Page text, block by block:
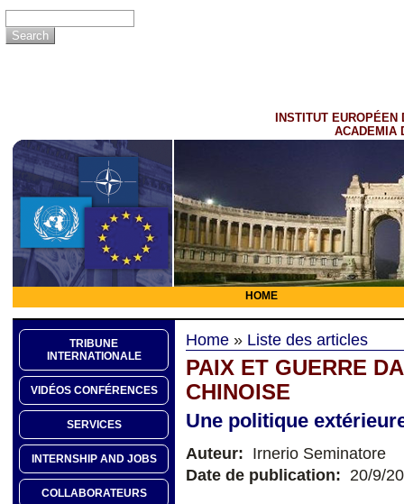
INSTITUT EUROPÉEN
ACADEMIA
HOME
TRIBUNE
INTERNATIONALE
VIDÉOS CONFÉRENCES
SERVICES
INTERNSHIP AND JOBS
COLLABORATEURS
Home » Liste des articles
PAIX ET GUERRE
CHINOISE
Une politique
Auteur: Irnerio Seminatore
Date de publication: 20/9/